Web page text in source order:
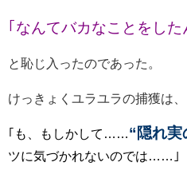
｢なんてバカなことをし
と恥じ入ったのであった。
けっきょくユラユラの捕獲は、
｢も、もしかして…… “隠れ実
ツに気づかれないのでは……｣